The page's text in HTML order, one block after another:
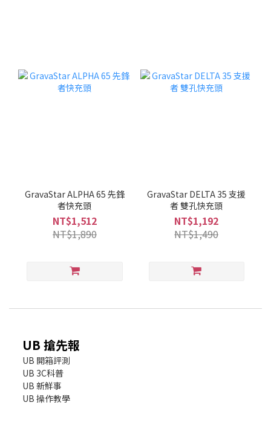
GravaStar ALPHA 65 先鋒
者快充頭
NT$1,512
NT$1,890
GravaStar DELTA 35 支援
者 雙孔快充頭
NT$1,192
NT$1,490
UB 搶先報
UB 開箱評測
UB 3C科普
UB 新鮮事
UB 操作教學